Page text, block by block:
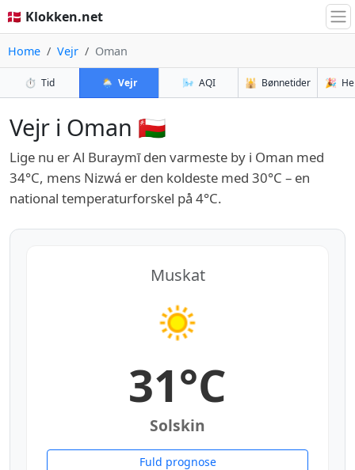
🇩🇰 Klokken.net
Home Vejr Oman
⏱️ Tid 🌦️ Vejr 🌬️ AQI 🕌 Bønnetider 🎉
Vejr i Oman 🇴🇲
Lige nu er Al Buraymī den varmeste by i Oman med
34°C, mens Nizwá er den koldeste med 30°C – en
national temperaturforskel på 4°C.
Muskat
31°C
Solskin
Fuld prognose